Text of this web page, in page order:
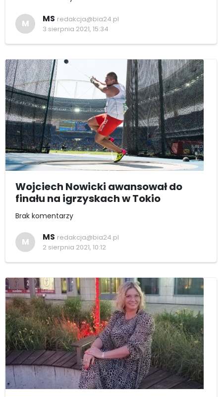
M MS redakcja@bia24.pl
3 sierpnia 2021, 15:34
Wojciech Nowicki awansował do
finału na igrzyskach w Tokio
Brak komentarzy
M MS redakcja@bia24.pl
2 sierpnia 2021, 10:12